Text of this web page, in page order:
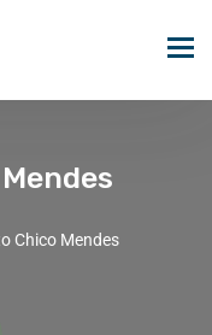
Chico Mendes